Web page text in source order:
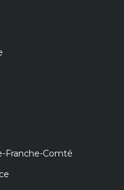
Franche-Comté